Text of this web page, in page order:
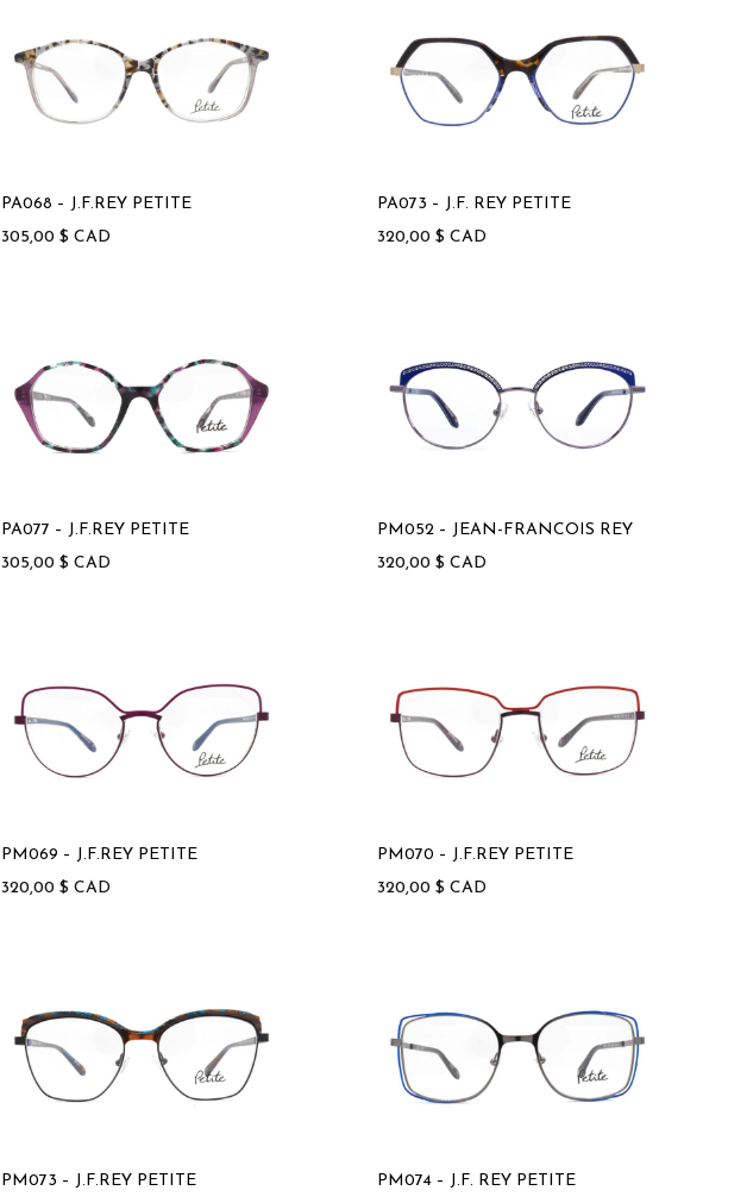
PA068 – J.F.REY PETITE
305,00 $ CAD
PA073 – J.F. REY PETITE
320,00 $ CAD
PA077 – J.F.REY PETITE
305,00 $ CAD
PM052 – JEAN-FRANCOIS REY
320,00 $ CAD
PM069 – J.F.REY PETITE
320,00 $ CAD
PM070 – J.F.REY PETITE
320,00 $ CAD
PM073 – J.F.REY PETITE
PM074 – J.F. REY PETITE